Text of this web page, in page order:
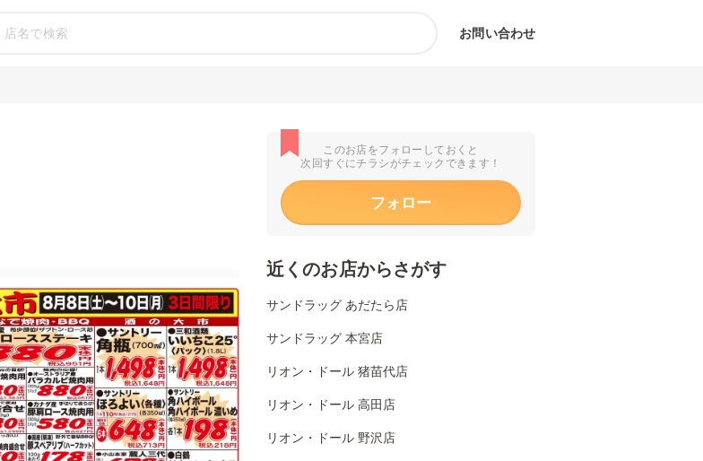
お問い合わせ
このお店をフォローしておくと
次回すぐにチラシがチェックできます！
フォロー
近くのお店からさがす
サンドラッグ あだたら店
サンドラッグ 本宮店
リオン・ドール 猪苗代店
リオン・ドール 高田店
リオン・ドール 野沢店